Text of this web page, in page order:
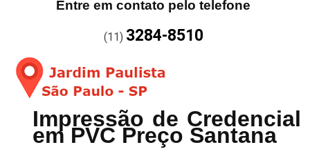
Entre em contato pelo telefone
(11) 3284-8510
Impressão de Credencial
em PVC Preço Santana